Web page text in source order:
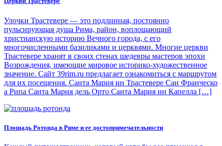
Улочки Трастевере — это подлинная, постоянно
пульсирующая душа Рима, район, воплощающий
христианскую историю Вечного города, с его
многочисленными базиликами и церквями. Многие церкви
Трастевере хранят в своих стенах шедевры мастеров эпохи
Возрождения, имеющие мировое историко-художественное
значение. Сайт 39rim.ru предлагает ознакомиться с маршрутом
для их посещения. Санта Мария ин Трастевере Сан Франческо
а Рипа Санта Мария дель Орто Санта Мария ин Капелла […]
Площадь Ротонда в Риме и ее достопримечательности